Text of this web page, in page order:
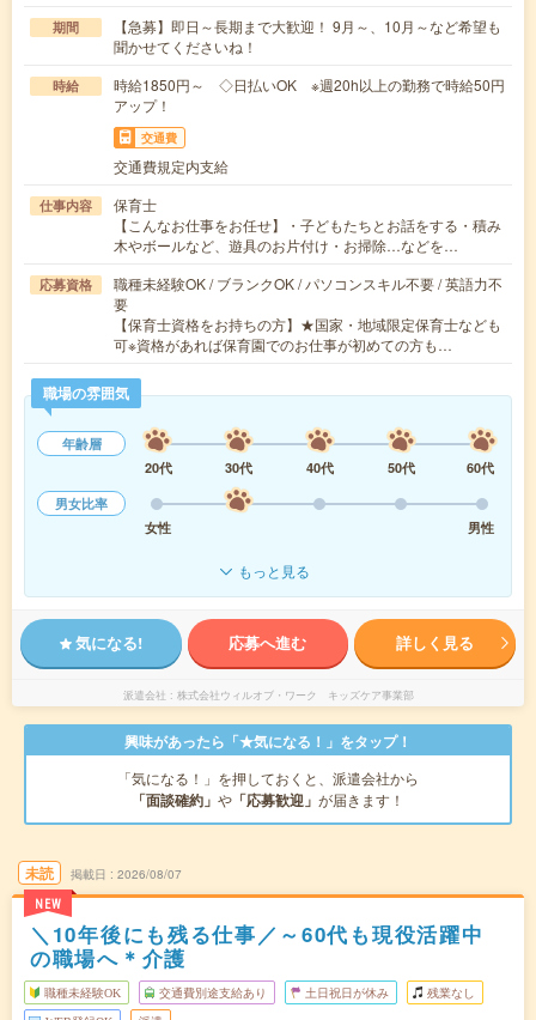
期間
【急募】即日～長期まで大歓迎！ 9月～、10月～など希望も
聞かせてくださいね！
時給
時給1850円～ ◇日払いOK ※週20h以上の勤務で時給50円
アップ！
交通費
交通費規定内支給
仕事内容
保育士
【こんなお仕事をお任せ】・子どもたちとお話をする・積み
木やボールなど、遊具のお片付け・お掃除…などを…
応募資格
職種未経験OK / ブランクOK / パソコンスキル不要 / 英語力不
要
【保育士資格をお持ちの方】★国家・地域限定保育士なども
可※資格があれば保育園でのお仕事が初めての方も…
職場の雰囲気
年齢層
20代
30代 40代 50代
60代
男女比率
女性
男性
もっと見る
気になる! 応募へ進む 詳しく見る
派遣会社 株式会社ウィルオブ・ワーク キッズケア事業部
興味があったら「★気になる！」をタップ！
「気になる！」を押しておくと、派遣会社から
「面談確約」 や 「応募歓迎」 が届きます！
未読
NEW
掲載日 2026/08/07
＼10年後にも残る仕事／～60代も現役活躍中
の職場へ＊介護
職種未経験OK 交通費別途支給あり 土日祝日が休み 残業なし